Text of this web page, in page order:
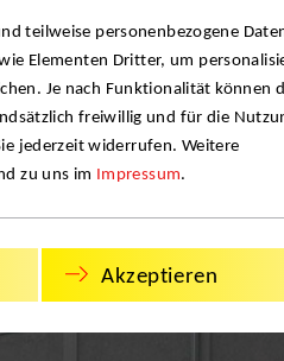
teilweise personenbezogene
Elementen Dritter, um
Je nach Funktionalität können
freiwillig und für die
jederzeit widerrufen. Weitere
zu uns im Impressum.
Akzeptieren